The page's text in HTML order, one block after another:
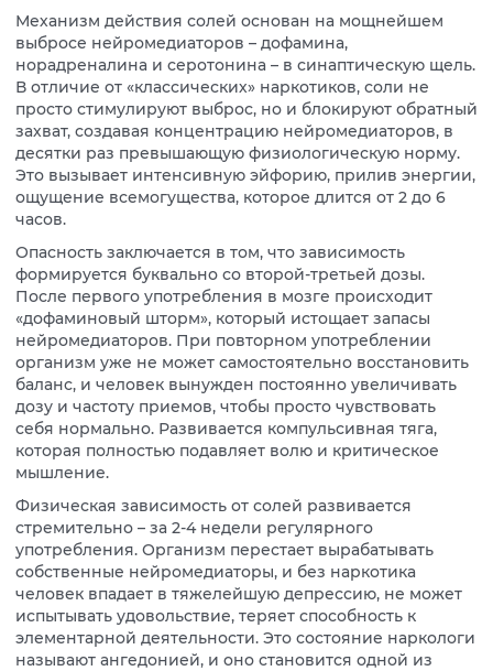
Механизм действия солей основан на мощнейшем
выбросе нейромедиаторов – дофамина,
норадреналина и серотонина – в синаптическую щель.
В отличие от «классических» наркотиков, соли не
просто стимулируют выброс, но и блокируют обратный
захват, создавая концентрацию нейромедиаторов, в
десятки раз превышающую физиологическую норму.
Это вызывает интенсивную эйфорию, прилив энергии,
ощущение всемогущества, которое длится от 2 до 6
часов.
Опасность заключается в том, что зависимость
формируется буквально со второй-третьей дозы.
После первого употребления в мозге происходит
«дофаминовый шторм», который истощает запасы
нейромедиаторов. При повторном употреблении
организм уже не может самостоятельно восстановить
баланс, и человек вынужден постоянно увеличивать
дозу и частоту приемов, чтобы просто чувствовать
себя нормально. Развивается компульсивная тяга,
которая полностью подавляет волю и критическое
мышление.
Физическая зависимость от солей развивается
стремительно – за 2-4 недели регулярного
употребления. Организм перестает вырабатывать
собственные нейромедиаторы, и без наркотика
человек впадает в тяжелейшую депрессию, не может
испытывать удовольствие, теряет способность к
элементарной деятельности. Это состояние наркологи
называют ангедонией, и оно становится одной из